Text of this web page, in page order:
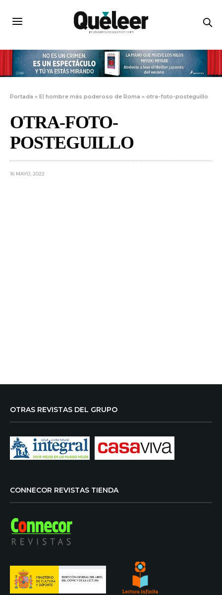
Portada »El hombre más poderoso de Roma » otra-foto-posteguillo
OTRA-FOTO-
POSTEGUILLO
16 MAYO, 2022
OTRAS REVISTAS DEL GRUPO
CONNECOR REVISTAS TIENDA